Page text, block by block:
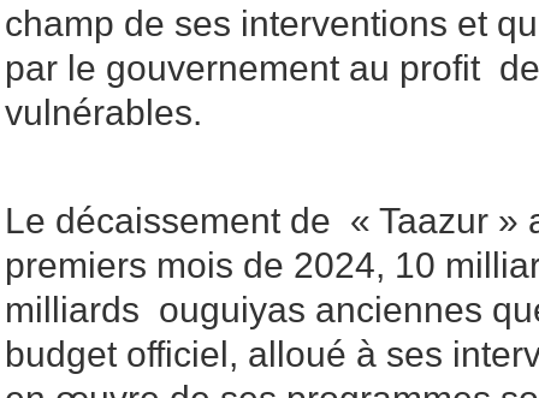
champ de ses interventions et
par le gouvernement au profit
vulnérables.
Le décaissement de « Taazur »
premiers mois de 2024, 10
milliards ouguiyas anciennes
budget officiel, alloué à ses